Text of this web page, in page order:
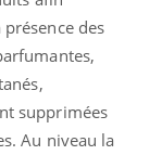
des
supprimées
Au niveau la